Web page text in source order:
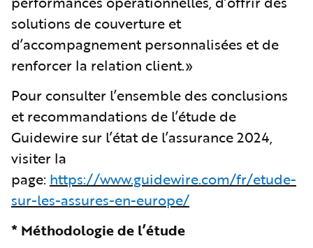
solutions de couverture et
d’accompagnement personnalisées et de
renforcer la relation client.»
Pour consulter l’ensemble des conclusions
et recommandations de l’étude de
Guidewire sur l’état de l’assurance 2024,
visiter la
page: https://www.guidewire.com/fr/etude-
sur-les-assures-en-europe/
* Méthodologie de l’étude